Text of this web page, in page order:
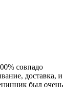
совпадо
доставка, и
был очень